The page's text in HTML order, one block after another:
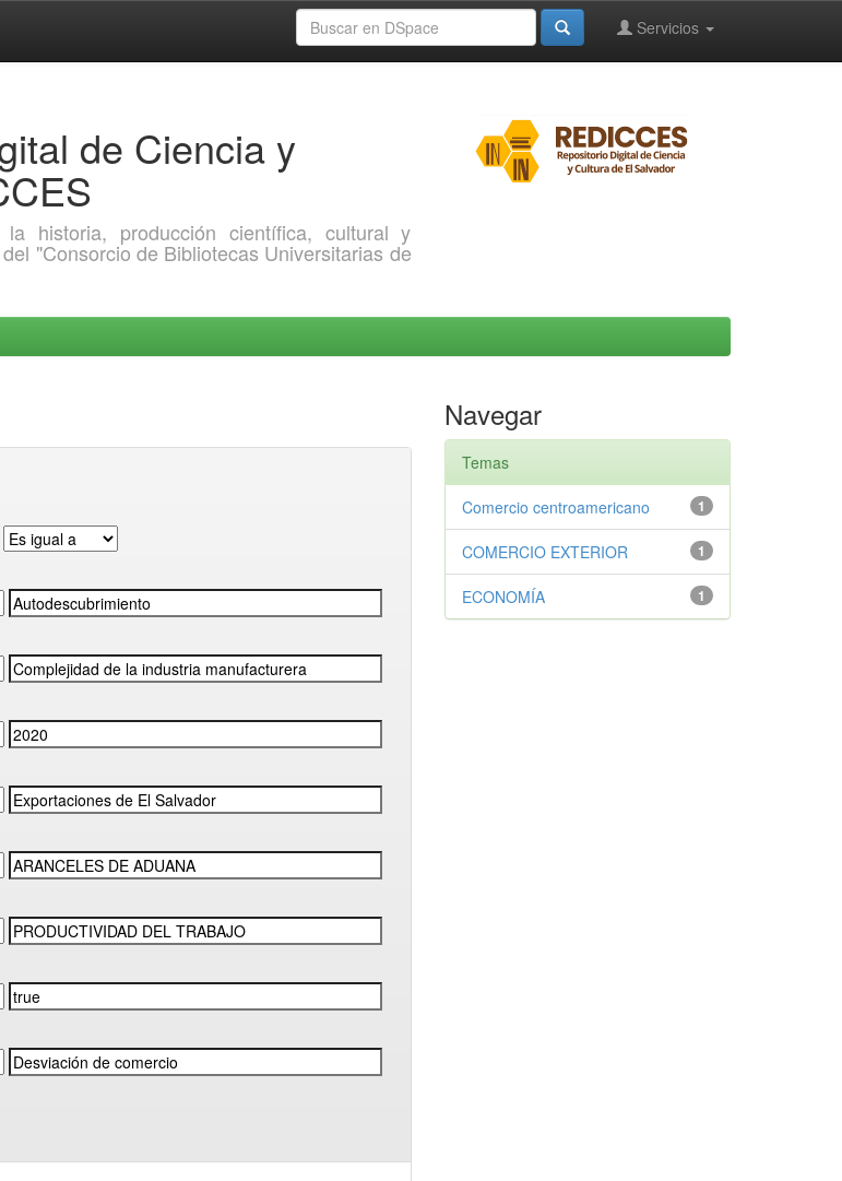
Servicios
de Ciencia y
historia, producción científica, cultural y
"Consorcio de Bibliotecas Universitarias de
Navegar
Temas
1
Comercio centroamericano
1
COMERCIO EXTERIOR
1
ECONOMÍA